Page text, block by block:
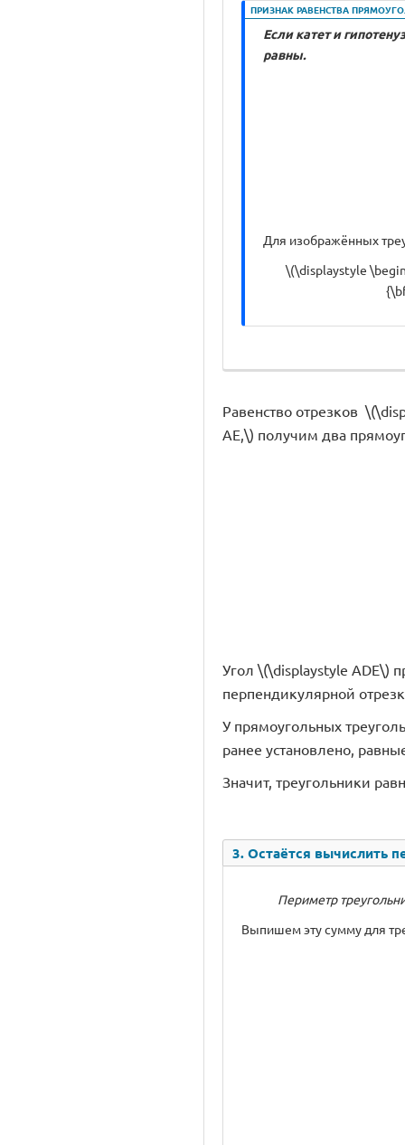
ПРИЗНАК РАВЕНСТВА
Если катет и
равны.
Для изображённых
\(\displaystyle
Равенство отрезков
AE,\) получим два
Угол \(\displaystyle ADE\)
перпендикулярной
У прямоугольных
ранее установлено,
Значит, треугольники
3. Остаётся вычислить
Периметр
Выпишем эту сумму для